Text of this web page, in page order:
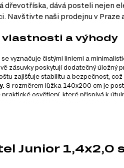
dřevotříska, dává posteli nejen
Navštivte naši prodejnu v
a výhody
se vyznačuje čistými liniemi a
zásuvky poskytují dodatečný úložný
zajišťuje stabilitu a bezpečnost,
S rozměrem lůžka 140x200 cm je
osvětlení, které přispívá k
systému Luna, který
této série můžete vybírat z
Junior 1,4x2,0